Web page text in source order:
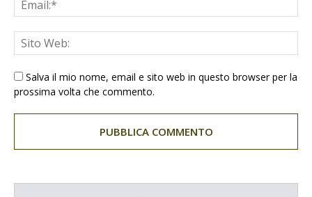
Salva il mio nome, email e sito web in questo browser per la
prossima volta che commento.